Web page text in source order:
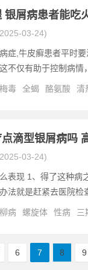
银屑病患者能吃
03-24)
症,牛皮癣患者平时
不仅有助于控制病情
梅毒 全蝎 酪氨酸 清
滴型银屑病吗
03-24)
表现 1、得了这种病
法就是赶紧去医院检
病 螺旋体 性病 三
6 7 8 9